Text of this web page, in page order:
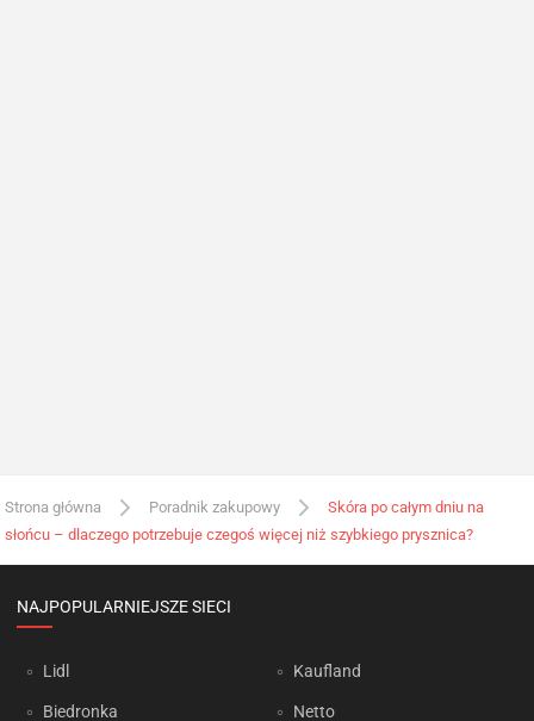
Strona główna Poradnik zakupowy
Skóra po całym dniu na
słońcu – dlaczego potrzebuje czegoś więcej niż szybkiego prysznica?
NAJPOPULARNIEJSZE SIECI
Lidl
Biedronka
Kaufland
Netto